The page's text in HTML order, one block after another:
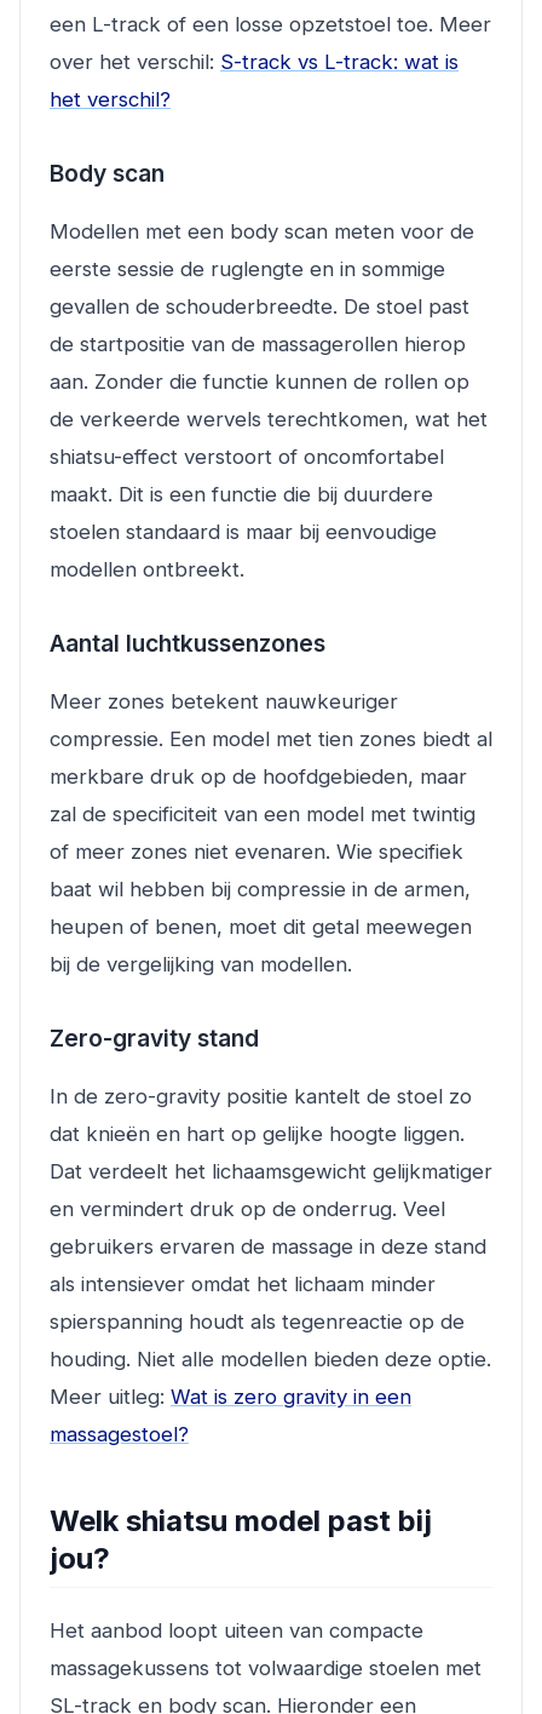
een L-track of een losse opzetstoel toe. Meer
over het verschil: S-track vs L-track: wat is
het verschil?
Body scan
Modellen met een body scan meten voor de
eerste sessie de ruglengte en in sommige
gevallen de schouderbreedte. De stoel past
de startpositie van de massagerollen hierop
aan. Zonder die functie kunnen de rollen op
de verkeerde wervels terechtkomen, wat het
shiatsu-effect verstoort of oncomfortabel
maakt. Dit is een functie die bij duurdere
stoelen standaard is maar bij eenvoudige
modellen ontbreekt.
Aantal luchtkussenzones
Meer zones betekent nauwkeuriger
compressie. Een model met tien zones biedt al
merkbare druk op de hoofdgebieden, maar
zal de specificiteit van een model met twintig
of meer zones niet evenaren. Wie specifiek
baat wil hebben bij compressie in de armen,
heupen of benen, moet dit getal meewegen
bij de vergelijking van modellen.
Zero-gravity stand
In de zero-gravity positie kantelt de stoel zo
dat knieën en hart op gelijke hoogte liggen.
Dat verdeelt het lichaamsgewicht gelijkmatiger
en vermindert druk op de onderrug. Veel
gebruikers ervaren de massage in deze stand
als intensiever omdat het lichaam minder
spierspanning houdt als tegenreactie op de
houding. Niet alle modellen bieden deze optie.
Meer uitleg: Wat is zero gravity in een
massagestoel?
Welk shiatsu model past bij
jou?
Het aanbod loopt uiteen van compacte
massagekussens tot volwaardige stoelen met
SL-track en body scan. Hieronder een